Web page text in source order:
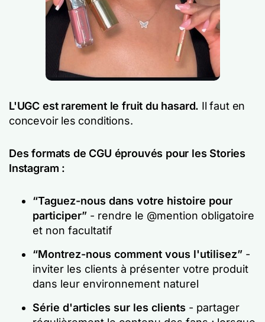
L'UGC est rarement le fruit du hasard. Il faut en
concevoir les conditions.
Des formats de CGU éprouvés pour les Stories
Instagram :
“Taguez-nous dans votre histoire pour
participer” - rendre le @mention obligatoire
et non facultatif
“Montrez-nous comment vous l'utilisez” -
inviter les clients à présenter votre produit
dans leur environnement naturel
Série d'articles sur les clients - partager